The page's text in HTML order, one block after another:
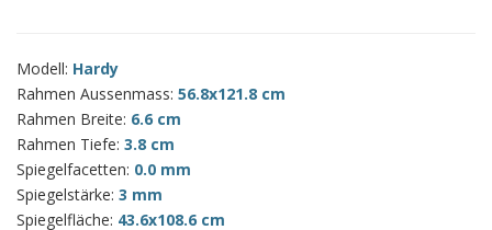
Modell: Hardy
Rahmen Aussenmass: 56.8x121.8 cm
Rahmen Breite: 6.6 cm
Rahmen Tiefe: 3.8 cm
Spiegelfacetten: 0.0 mm
Spiegelstärke: 3 mm
Spiegelfläche: 43.6x108.6 cm